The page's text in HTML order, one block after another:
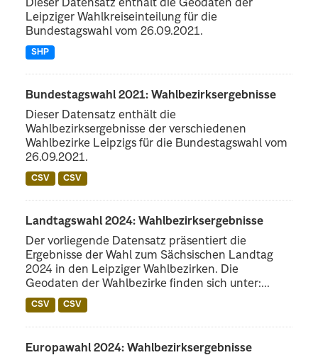
Dieser Datensatz enthält die Geodaten der
Leipziger Wahlkreiseinteilung für die
Bundestagswahl vom 26.09.2021.
SHP
Bundestagswahl 2021: Wahlbezirksergebnisse
Dieser Datensatz enthält die
Wahlbezirksergebnisse der verschiedenen
Wahlbezirke Leipzigs für die Bundestagswahl vom
26.09.2021.
CSV CSV
Landtagswahl 2024: Wahlbezirksergebnisse
Der vorliegende Datensatz präsentiert die
Ergebnisse der Wahl zum Sächsischen Landtag
2024 in den Leipziger Wahlbezirken. Die
Geodaten der Wahlbezirke finden sich unter:...
CSV CSV
Europawahl 2024: Wahlbezirksergebnisse